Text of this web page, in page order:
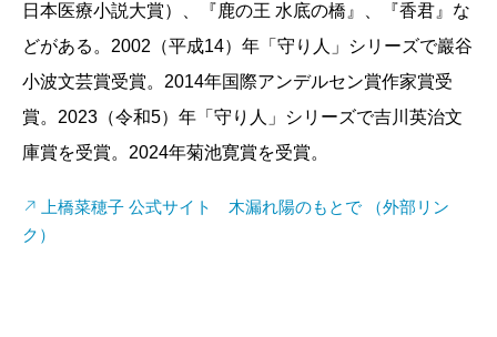
上橋
日本医療小説大賞）、『鹿の王 水底の橋』、『香君』な
どがある。2002（平成14）年「守り人」シリーズで巖谷
小波文芸賞受賞。2014年国際アンデルセン賞作家賞受
賞。2023（令和5）年「守り人」シリーズで吉川英治文
庫賞を受賞。2024年菊池寛賞を受賞。
上橋菜穂子 公式サイト 木漏れ陽のもとで （外部リン
ク）